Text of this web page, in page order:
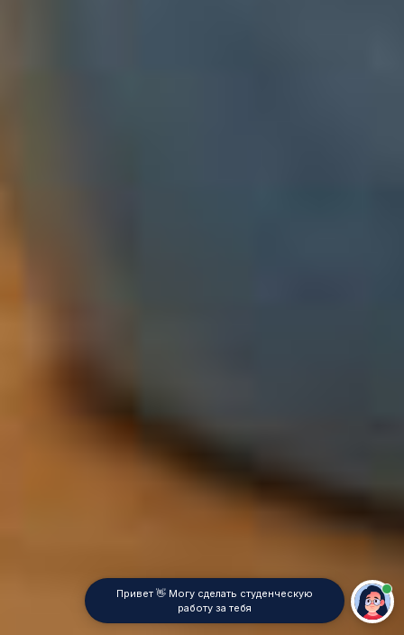
Привет 👋 Могу сделать студенческую
работу за тебя